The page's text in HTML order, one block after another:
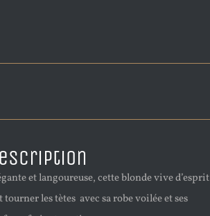
et langoureuse, cette blonde vive d’esprit
tourner les tètes avec sa robe voilée et ses